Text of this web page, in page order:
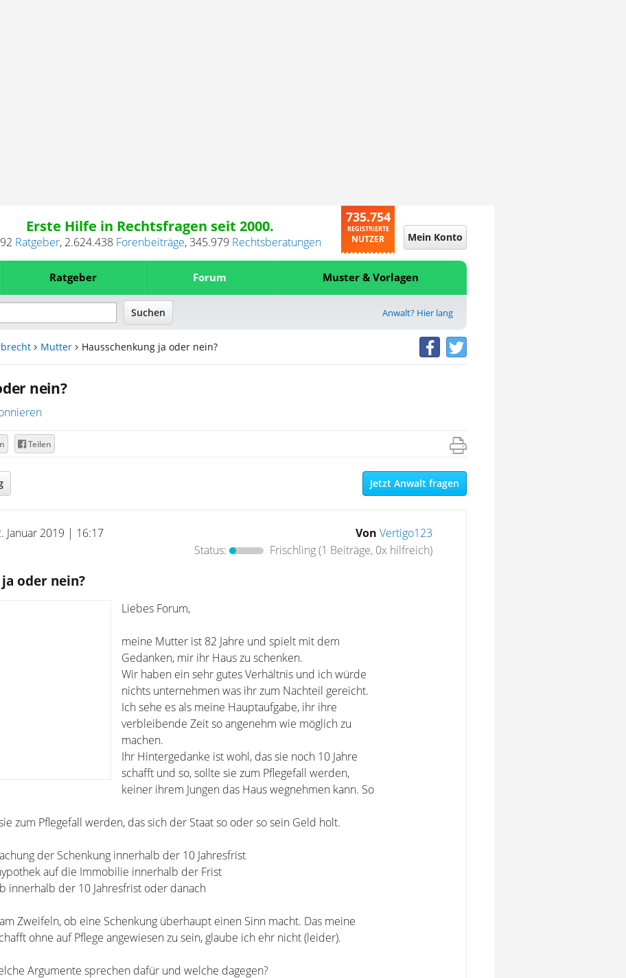
Erste Hilfe in Rechtsfragen seit 2000.
Ratgeber, 2.624.438 Forenbeiträge,345.979 Rechtsberatungen
735.754
REGISTRIERTE
NUTZER Mein Konto
Ratgeber Forum Muster & Vorlagen
Anwalt? Hier lang
Mutter Hausschenkung ja oder nein?
nein?
Teilen
Jetzt Anwalt fragen
Januar 2019 | 16:17 Von Vertigo123
Status:
Frischling(1 Beiträge, 0x hilfreich)
oder nein?
Liebes Forum,
meine Mutter ist 82 Jahre und spielt mit dem
Gedanken, mir ihr Haus zu schenken.
Wir haben ein sehr gutes Verhältnis und ich würde
nichts unternehmen was ihr zum Nachteil gereicht.
Ich sehe es als meine Hauptaufgabe, ihr ihre
verbleibende Zeit so angenehm wie möglich zu
machen.
Ihr Hintergedanke ist wohl, das sie noch 10 Jahre
schafft und so, sollte sie zum Pflegefall werden,
keiner ihrem Jungen das Haus wegnehmen kann. So
zum Pflegefall werden, das sich der Staat so oder so sein Geld holt.
der Schenkung innerhalb der 10 Jahresfrist
auf die Immobilie innerhalb der Frist
innerhalb der 10 Jahresfrist oder danach
Zweifeln, ob eine Schenkung überhaupt einen Sinn macht. Das meine
ohne auf Pflege angewiesen zu sein, glaube ich ehr nicht (leider).
Argumente sprechen dafür und welche dagegen?